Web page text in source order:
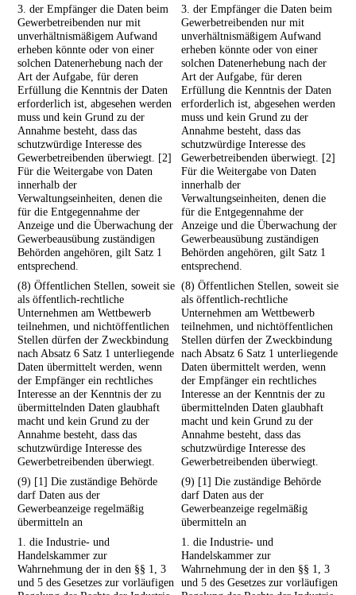
3. der Empfänger die Daten beim
Gewerbetreibenden nur mit
unverhältnismäßigem Aufwand
erheben könnte oder von einer
solchen Datenerhebung nach der
Art der Aufgabe, für deren
Erfüllung die Kenntnis der Daten
erforderlich ist, abgesehen werden
muss und kein Grund zu der
Annahme besteht, dass das
schutzwürdige Interesse des
Gewerbetreibenden überwiegt. [2]
Für die Weitergabe von Daten
innerhalb der
Verwaltungseinheiten, denen die
für die Entgegennahme der
Anzeige und die Überwachung der
Gewerbeausübung zuständigen
Behörden angehören, gilt Satz 1
entsprechend.
3. der Empfänger die Daten beim
Gewerbetreibenden nur mit
unverhältnismäßigem Aufwand
erheben könnte oder von einer
solchen Datenerhebung nach der
Art der Aufgabe, für deren
Erfüllung die Kenntnis der Daten
erforderlich ist, abgesehen werden
muss und kein Grund zu der
Annahme besteht, dass das
schutzwürdige Interesse des
Gewerbetreibenden überwiegt. [2]
Für die Weitergabe von Daten
innerhalb der
Verwaltungseinheiten, denen die
für die Entgegennahme der
Anzeige und die Überwachung der
Gewerbeausübung zuständigen
Behörden angehören, gilt Satz 1
entsprechend.
(8) Öffentlichen Stellen, soweit sie
als öffentlich-rechtliche
Unternehmen am Wettbewerb
teilnehmen, und nichtöffentlichen
Stellen dürfen der Zweckbindung
nach Absatz 6 Satz 1 unterliegende
Daten übermittelt werden, wenn
der Empfänger ein rechtliches
Interesse an der Kenntnis der zu
übermittelnden Daten glaubhaft
macht und kein Grund zu der
Annahme besteht, dass das
schutzwürdige Interesse des
Gewerbetreibenden überwiegt.
(8) Öffentlichen Stellen, soweit sie
als öffentlich-rechtliche
Unternehmen am Wettbewerb
teilnehmen, und nichtöffentlichen
Stellen dürfen der Zweckbindung
nach Absatz 6 Satz 1 unterliegende
Daten übermittelt werden, wenn
der Empfänger ein rechtliches
Interesse an der Kenntnis der zu
übermittelnden Daten glaubhaft
macht und kein Grund zu der
Annahme besteht, dass das
schutzwürdige Interesse des
Gewerbetreibenden überwiegt.
(9) [1] Die zuständige Behörde
darf Daten aus der
Gewerbeanzeige regelmäßig
übermitteln an
(9) [1] Die zuständige Behörde
darf Daten aus der
Gewerbeanzeige regelmäßig
übermitteln an
1. die Industrie- und
Handelskammer zur
Wahrnehmung der in den §§ 1, 3
und 5 des Gesetzes zur vorläufigen
1. die Industrie- und
Handelskammer zur
Wahrnehmung der in den §§ 1, 3
und 5 des Gesetzes zur vorläufigen